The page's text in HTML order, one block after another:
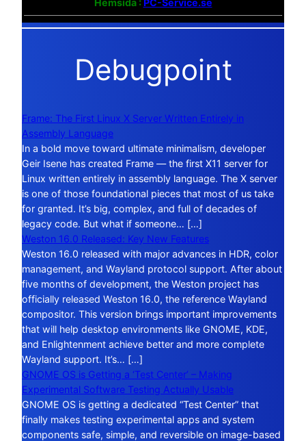
Debugpoint
Frame: The First Linux X Server Written Entirely in
Assembly Language
In a bold move toward ultimate minimalism, developer
Geir Isene has created Frame — the first X11 server for
Linux written entirely in assembly language. The X server
is one of those foundational pieces that most of us take
for granted. It’s big, complex, and full of decades of
legacy code. But what if someone… […]
Weston 16.0 Released: Key New Features
Weston 16.0 released with major advances in HDR, color
management, and Wayland protocol support. After about
five months of development, the Weston project has
officially released Weston 16.0, the reference Wayland
compositor. This version brings important improvements
that will help desktop environments like GNOME, KDE,
and Enlightenment achieve better and more complete
Wayland support. It’s… […]
GNOME OS is Getting a ‘Test Center’ – Making
Experimental Software Testing Actually Usable
GNOME OS is getting a dedicated “Test Center” that
finally makes testing experimental apps and system
components safe, simple, and reversible on image-based